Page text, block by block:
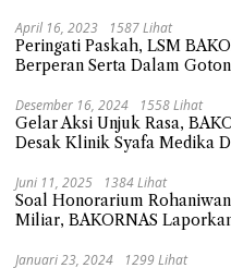
Tahun 2023
April 16, 2023 1587 Lihat
Peringati Paskah, LSM BAKORNAS Turut
Berperan Serta Dalam
Desember 16, 2024 1558 Lihat
Gelar Aksi Unjuk Rasa,
Desak Klinik Syafa Medika
Juni 11, 2025 1384 Lihat
Soal Honorarium Rohaniwan
Miliar, BAKORNAS
Januari 23, 2024 1299 Lihat